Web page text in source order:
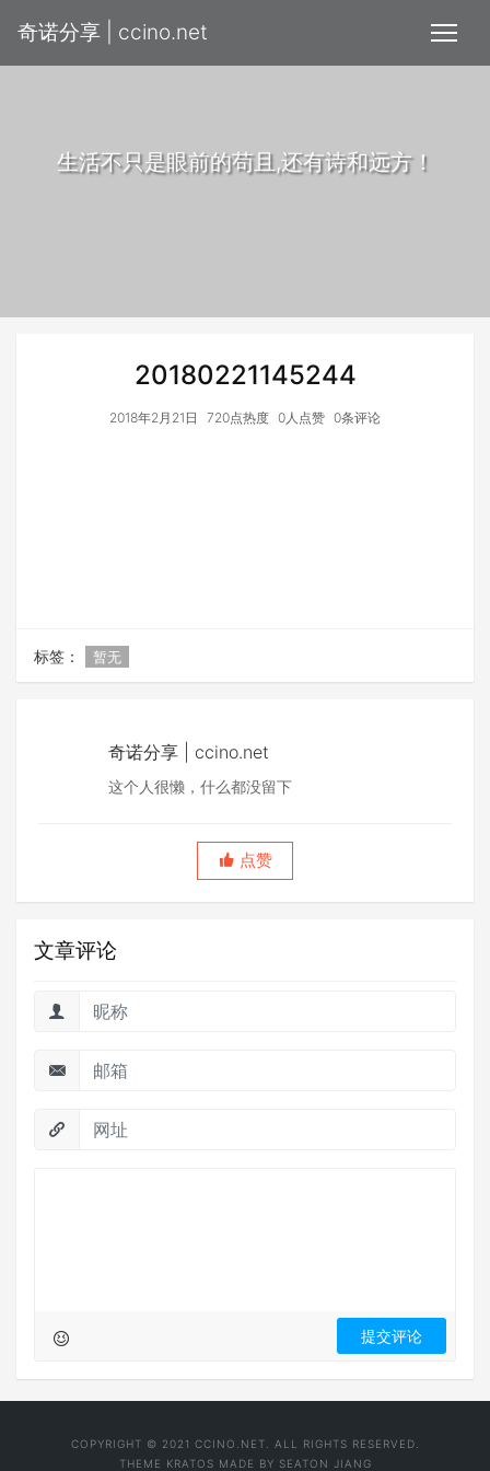
奇诺分享 | ccino.net
生活不只是眼前的苟且,还有诗和远方！
20180221145244
2018年2月21日 720点热度 0人点赞 0条评论
标签： 暂无
奇诺分享 | ccino.net
这个人很懒，什么都没留下
点赞
文章评论
COPYRIGHT © 2021 CCINO.NET. ALL RIGHTS RESERVED.
THEME KRATOS MADE BY SEATON JIANG